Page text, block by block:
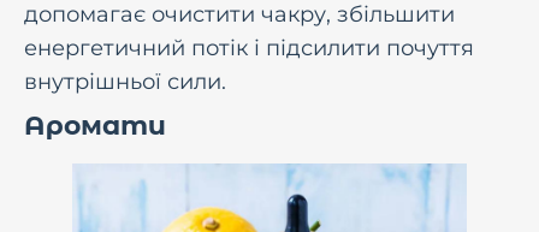
допомагає очистити чакру, збільшити
енергетичний потік і підсилити почуття
внутрішньої сили.
Аромати